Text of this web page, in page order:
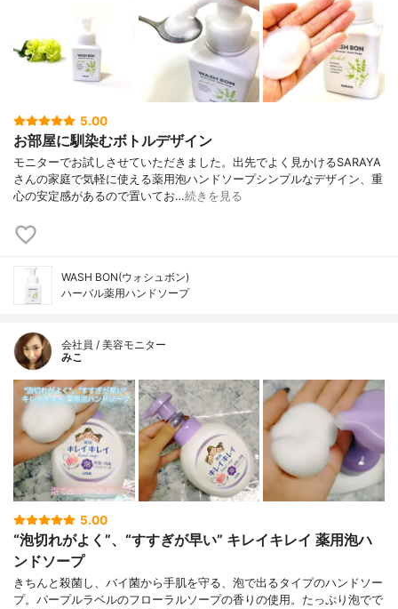
5.00
お部屋に馴染むボトルデザイン
モニターでお試しさせていただきました。出先でよく見かけるSARAYA
さんの家庭で気軽に使える薬用泡ハンドソープシンプルなデザイン、重
心の安定感があるので置いてお…続きを見る
WASH BON(ウォシュボン)
ハーバル薬用ハンドソープ
会社員 / 美容モニター
みこ
5.00
“泡切れがよく”、“すすぎが早い” キレイキレイ 薬用泡ハ
ンドソープ
きちんと殺菌し、バイ菌から手肌を守る、泡で出るタイプのハンドソー
プ。パープルラベルのフローラルソープの香りの使用。たっぷり泡でで